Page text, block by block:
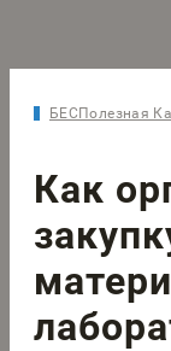
БЕСПолезная
Как